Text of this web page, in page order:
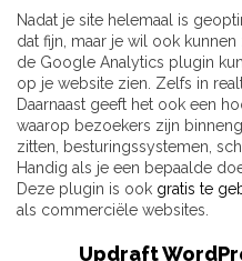
Nadat je site helemaal is
dat fijn, maar je wil ook
de Google Analytics plugin
op je website zien. Zelfs in
Daarnaast geeft het ook een
waarop bezoekers zijn
zitten, besturingssystemen,
Handig als je een bepaalde
Deze plugin is ook gratis te
als commerciële websites.
Updraft